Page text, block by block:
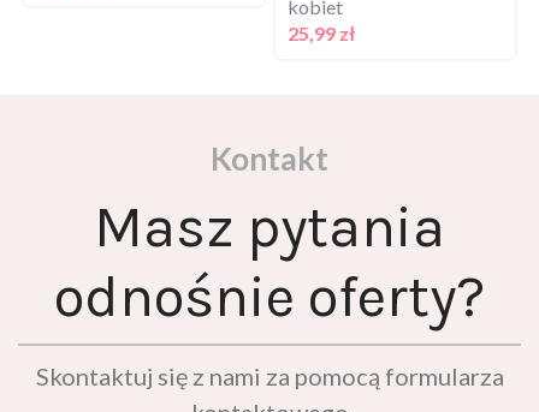
25,99 zł
Kontakt
Masz pytania
odnośnie oferty?
Skontaktuj się z nami za pomocą formularza